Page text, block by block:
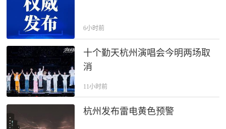
6小时前
十个勤天杭州演唱会今明两场取
消
11小时前
杭州发布雷电黄色预警